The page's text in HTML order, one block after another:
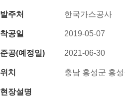
발주처 한국가스공사
착공일 2019-05-07
준공(예정일) 2021-06-30
위치 충남 홍성군 홍성
현장설명